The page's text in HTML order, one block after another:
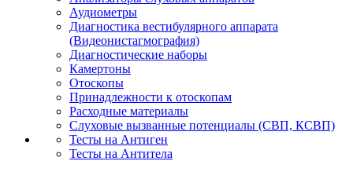
Аудиометры
Диагностика вестибулярного аппарата
(Видеонистагмография)
Диагностические наборы
Камертоны
Отоскопы
Принадлежности к отоскопам
Расходные материалы
Слуховые вызванные потенциалы (СВП, КСВП)
Тесты на Антиген
Тесты на Антитела